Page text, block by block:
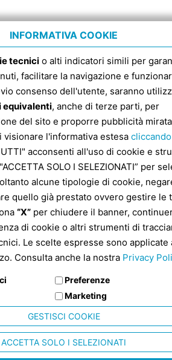
INFORMATIVA COOKIE
tecnici o alti indicatori simili per
facilitare la navigazione e
consenso dell'utente, saranno
equivalenti, anche di terze parti, per
del sito e proporre pubblicità
visionare l'informativa estesa
acconsenti all'uso di cookie e
SOLO I SELEZIONATI” per
alcune tipologie di cookie,
quello già prestato ovvero gestire le
“X” per chiudere il banner,
di cookie o altri strumenti di
Le scelte espresse sono applicate
Consulta anche la nostra Privacy
Preferenze
Marketing
GESTISCI COOKIE
ACCETTA SOLO I SELEZIONATI